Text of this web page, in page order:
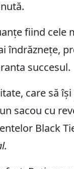
fiind cele
îndrăznețe,
succesul.
care să
sacou cu
Black